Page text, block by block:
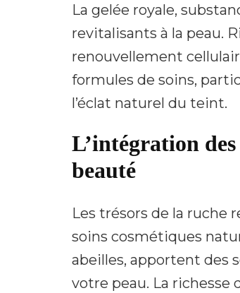
La gelée royale,
revitalisants à la peau.
renouvellement
formules de soins,
l’éclat naturel du teint.
L’intégration
beauté
Les trésors de la ruche
soins cosmétiques
abeilles, apportent des
votre peau. La richesse